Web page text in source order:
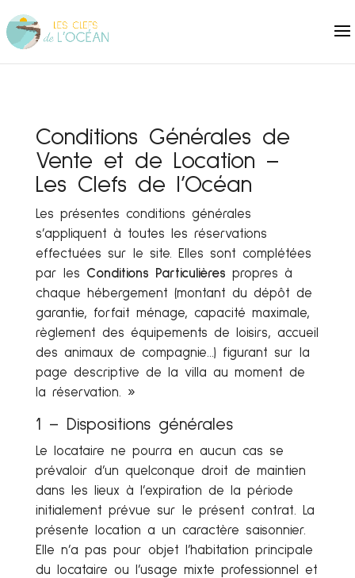
Conditions Générales de
Vente et de Location –
Les Clefs de l’Océan
Les présentes conditions générales
s’appliquent à toutes les réservations
effectuées sur le site. Elles sont complétées
par les Conditions Particulières propres à
chaque hébergement (montant du dépôt de
garantie, forfait ménage, capacité maximale,
règlement des équipements de loisirs, accueil
des animaux de compagnie…) figurant sur la
page descriptive de la villa au moment de
la réservation. »
1 – Dispositions générales
Le locataire ne pourra en aucun cas se
prévaloir d’un quelconque droit de maintien
dans les lieux à l’expiration de la période
initialement prévue sur le présent contrat. La
présente location a un caractère saisonnier.
Elle n’a pas pour objet l’habitation principale
du locataire ou l’usage mixte professionnel et